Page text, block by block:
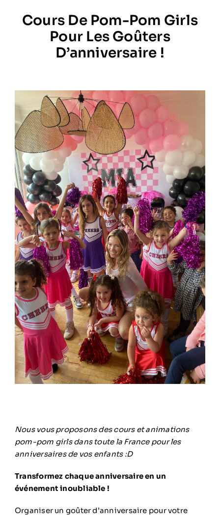
Prestations
Formation
Contact
Cours De Pom-Pom Girls
Pour Les Goûters
D’anniversaire !
Nous vous proposons des cours et animations
pom-pom girls dans toute la France pour les
anniversaires de vos enfants :D
Transformez chaque anniversaire en un
événement inoubliable !
Organiser un goûter d’anniversaire pour votre